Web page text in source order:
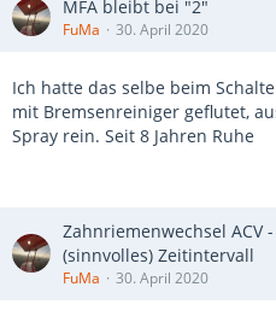
MFA bleibt bei "2"
FuMa 30. April 2020
Ich hatte das selbe beim
mit Bremsenreiniger geflutet,
Spray rein. Seit 8 Jahren Ruhe
Zahnriemenwechsel ACV
(sinnvolles) Zeitintervall
FuMa 30. April 2020